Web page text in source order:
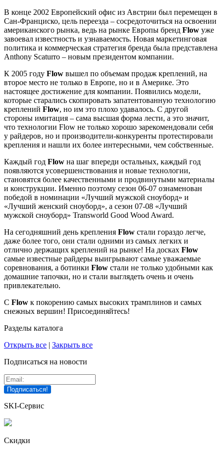
В конце 2002 Европейский офис из Австрии был перемещен в
Сан-Франциско, цель переезда – сосредоточиться на освоении
американского рынка, ведь на рынке Европы бренд Flow уже
завоевал известность и узнаваемость. Новая маркетинговая
политика и коммерческая стратегия бренда была представлена
Anthony Scaturro – новым президентом компании.
К 2005 году Flow вышел по объемам продаж креплений, на
второе место не только в Европе, но и в Америке. Это
настоящее достижение для компании. Появились модели,
которые старались скопировать запатентованную технологию
креплений Flow, но им это плохо удавалось. С другой
стороны имитация – сама высшая форма лести, а это значит,
что технологии Flow не только хорошо зарекомендовали себя
у райдеров, но и производители-конкуренты протестировали
крепления и нашли их более интересными, чем собственные.
Каждый год Flow на шаг впереди остальных, каждый год
появляются усовершенствования и новые технологии,
становятся более качественными и продвинутыми материалы
и конструкции. Именно поэтому сезон 06-07 ознаменован
победой в номинации «Лучший мужской сноуборд» и
«Лучший женский сноуборд», а сезон 07-08 «Лучший
мужской сноуборд» Transworld Good Wood Award.
На сегодняшний день крепления Flow стали гораздо легче,
даже более того, они стали одними из самых легких и
отлично держащих креплений на рынке! На досках Flow
самые известные райдеры выигрывают самые уважаемые
соревнования, а ботинки Flow стали не только удобными как
домашние тапочки, но и стали выглядеть очень и очень
привлекательно.
C Flow к покорению самых высоких трамплинов и самых
снежных вершин! Присоединяйтесь!
Разделы каталога
Открыть все | Закрыть все
Подписаться на новости
SKI-Сервис
Скидки